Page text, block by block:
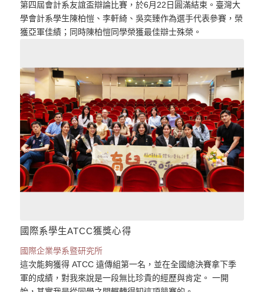
第四屆會計系友誼盃辯論比賽，於6月22日圓滿結束。臺灣大
學會計系學生陳柏愷、李軒綺、吳奕臻作為選手代表參賽，榮
獲亞軍佳績；同時陳柏愷同學榮獲最佳辯士殊榮。
國際系學生ATCC獲獎心得
國際企業學系暨研究所
這次能夠獲得 ATCC 遠傳組第一名，並在全國總決賽拿下季
軍的成績，對我來說是一段無比珍貴的經歷與肯定。 一開